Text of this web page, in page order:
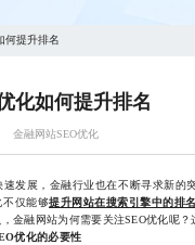
何提升排名
化如何提升排名
金融网站SEO优化
展，金融行业也在不断寻求新的
不仅能够提升网站在搜索引擎中的排
金融网站为何需要关注SEO优化呢
优化的必要性